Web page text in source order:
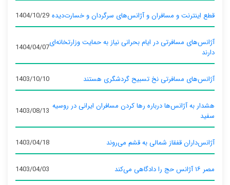
قطع اینترنت و مسافران و آژانس‌های سرگردان و خسارت‌دیده 1404/10/29
آژانس‌های مسافرتی در ایام بحرانی نیاز به حمایت وزارتخانه‌ای
دارند
1404/04/07
آژانس‌های مسافرتی نخ تسبیح گردشگری هستند 1403/10/10
هشدار به آژانس‌ها درباره رها کردن مسافران ایرانی در روسیه
سفید
1403/08/13
آژانس‌داران قفقاز شمالی به قشم می‌روند 1403/04/18
مصر ۱۶ آژانس حج را دادگاهی می‌کند 1403/04/03